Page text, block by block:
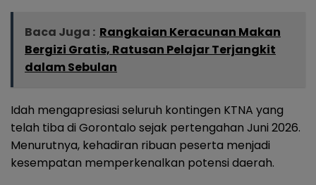
Baca Juga : Rangkaian Keracunan Makan
Bergizi Gratis, Ratusan Pelajar Terjangkit
dalam Sebulan
Idah mengapresiasi seluruh kontingen KTNA yang
telah tiba di Gorontalo sejak pertengahan Juni 2026.
Menurutnya, kehadiran ribuan peserta menjadi
kesempatan memperkenalkan potensi daerah.